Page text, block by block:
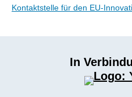
Kontaktstelle für den EU-
In